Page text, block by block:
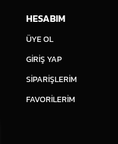
HESABIM
ÜYE OL
GİRİŞ YAP
SİPARİŞLERİM
FAVORİLERİM